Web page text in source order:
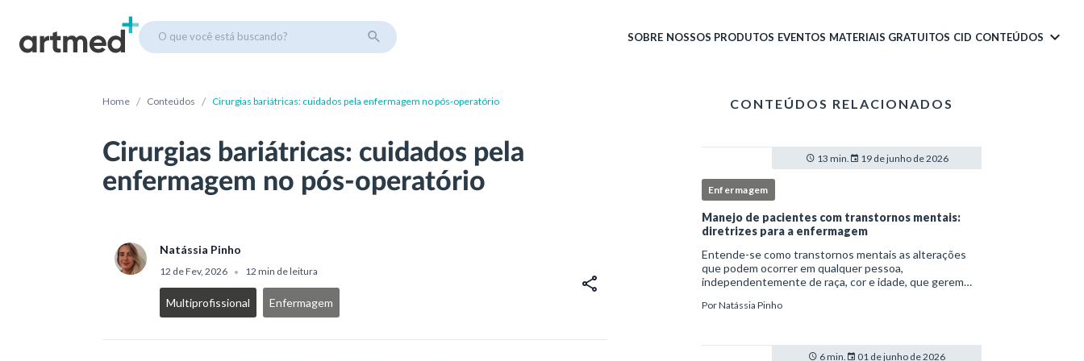
O que você está buscando? SOBRE NOSSOS PRODUTOS EVENTOS MATERIAIS GRATUITOS CID CONTEÚDOS
Home / Conteúdos / Cirurgias bariátricas: cuidados pela enfermagem no pós-operatório
Cirurgias bariátricas: cuidados pela
enfermagem no pós-operatório
Natássia Pinho
12 de Fev, 2026 • 12 min de leitura
Multiprofissional Enfermagem
CONTEÚDOS RELACIONADOS
13 min. 19 de junho de 2026
Enfermagem
Manejo de pacientes com transtornos mentais:
diretrizes para a enfermagem
Entende-se como transtornos mentais as alterações
que podem ocorrer em qualquer pessoa,
independentemente de raça, cor e idade, que gerem
do indivíduo.Por isso, os transtornos psiquiátricos rep
PorNatássia Pinho
6 min. 01 de junho de 2026